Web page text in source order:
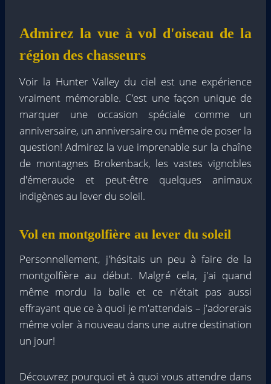
Admirez la vue à vol d'oiseau de la
région des chasseurs
Voir la Hunter Valley du ciel est une expérience
vraiment mémorable. C’est une façon unique de
marquer une occasion spéciale comme un
anniversaire, un anniversaire ou même de poser la
question! Admirez la vue imprenable sur la chaîne
de montagnes Brokenback, les vastes vignobles
d'émeraude et peut-être quelques animaux
indigènes au lever du soleil.
Vol en montgolfière au lever du soleil
Personnellement, j'hésitais un peu à faire de la
montgolfière au début. Malgré cela, j'ai quand
même mordu la balle et ce n'était pas aussi
effrayant que ce à quoi je m'attendais – j'adorerais
même voler à nouveau dans une autre destination
un jour!
Découvrez pourquoi et à quoi vous attendre dans